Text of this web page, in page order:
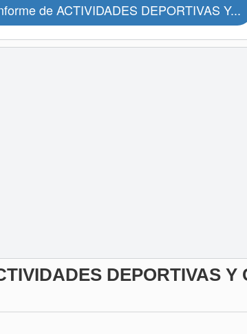
de ACTIVIDADES DEPORTIVAS Y...
DEPORTIVAS Y